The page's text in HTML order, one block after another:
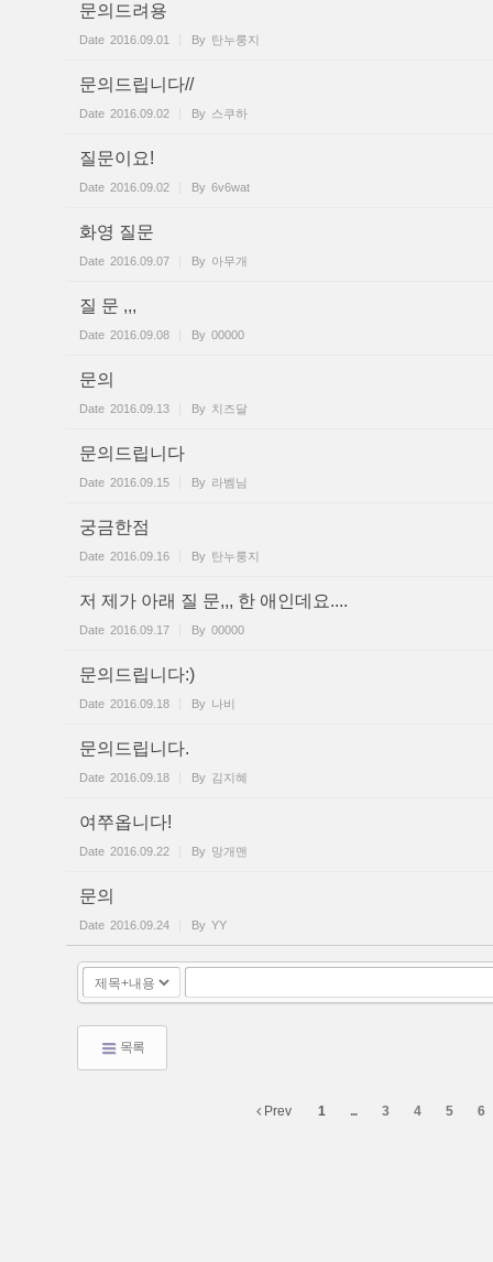
문의드려용
Date 2016.09.01 By 탄누룽지
문의드립니다//
Date 2016.09.02 By 스쿠하
질문이요!
Date 2016.09.02 By 6v6wat
화영 질문
Date 2016.09.07 By 아무개
질 문 ,,,
Date 2016.09.08 By 00000
문의
Date 2016.09.13 By 치즈달
문의드립니다
Date 2016.09.15 By 라벰님
궁금한점
Date 2016.09.16 By 탄누룽지
저 제가 아래 질 문,,, 한 애인데요....
Date 2016.09.17 By 00000
문의드립니다:)
Date 2016.09.18 By 나비
문의드립니다.
Date 2016.09.18 By 김지혜
여쭈옵니다!
Date 2016.09.22 By 망개맨
문의
Date 2016.09.24 By YY
목록
Prev 1 ... 3 4 5 6